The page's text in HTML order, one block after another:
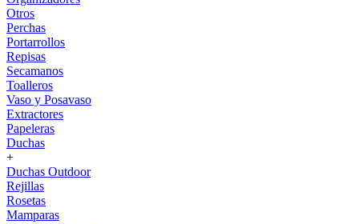
Otros
Perchas
Portarrollos
Repisas
Secamanos
Toalleros
Vaso y Posavaso
Extractores
Papeleras
Duchas
+
Duchas Outdoor
Rejillas
Rosetas
Mamparas